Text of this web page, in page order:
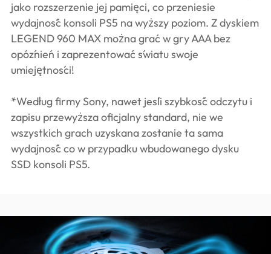
jako rozszerzenie jej pamięci, co przeniesie
wydajność konsoli PS5 na wyższy poziom. Z dyskiem
LEGEND 960 MAX można grać w gry AAA bez
opóźnień i zaprezentować światu swoje
umiejętności!
*Według firmy Sony, nawet jeśli szybkość odczytu i
zapisu przewyższa oficjalny standard, nie we
wszystkich grach uzyskana zostanie ta sama
wydajność co w przypadku wbudowanego dysku
SSD konsoli PS5.